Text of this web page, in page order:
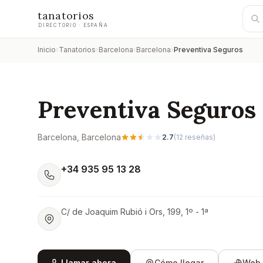
tanatorios
DIRECTORIO · ESPAÑA
Inicio›Tanatorios›Barcelona›Barcelona›Preventiva Seguros
Preventiva Seguros
Barcelona , Barcelona 2.7(12 reseñas)
+34 935 95 13 28
C/ de Joaquim Rubió i Ors, 199, 1º - 1ª